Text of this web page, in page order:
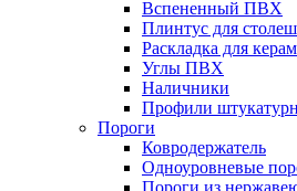
Вспененный ПВХ
Плинтус для
Раскладка для
Углы ПВХ
Наличники
Профили
Пороги
Ковродержатель
Одноуровневые
Пороги из